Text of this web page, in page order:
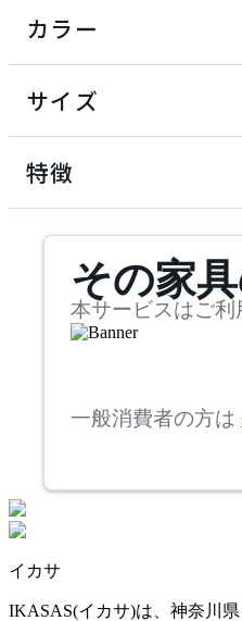
オフプライス什器
アクメファニチャー
ADAL
アダルトータルイ
アコレクション
カラー
サイズ
検索
特徴
その家
本サービスはご利
一般消費者の方は
イカサ
IKASAS(イカサ)は、神奈川